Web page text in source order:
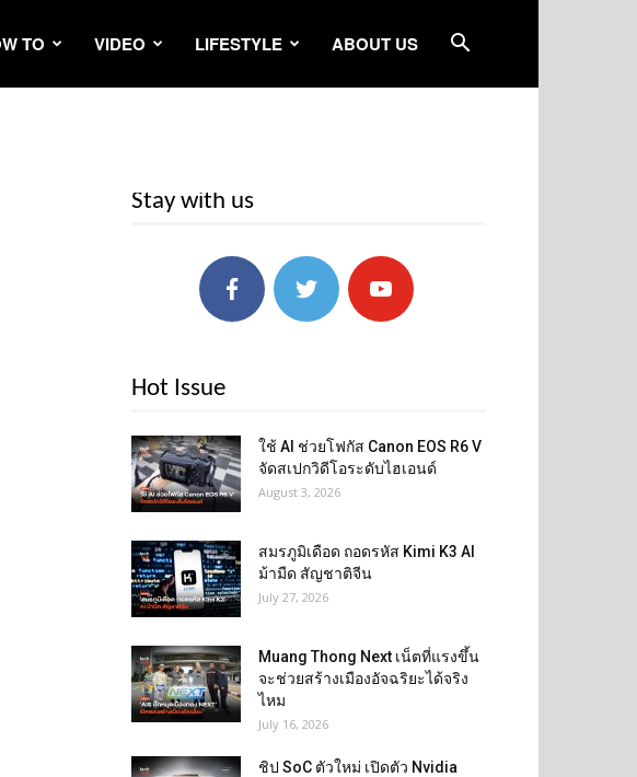
TO VIDEO LIFESTYLE ABOUT US
Stay with us
Hot Issue
ใช้ AI ช่วยโฟกัส Canon EOS R6 V
จัดสเปกวิดีโอระดับไฮเอนด์
August 3, 2026
สมรภูมิเดือด ถอดรหัส Kimi K3 AI
ม้ามืด สัญชาติจีน
July 27, 2026
Muang Thong Next เน็ตที่แรงขึ้น
จะช่วยสร้างเมืองอัจฉริยะได้จริง
ไหม
July 16, 2026
ชิป SoC ตัวใหม่ เปิดตัว Nvidia